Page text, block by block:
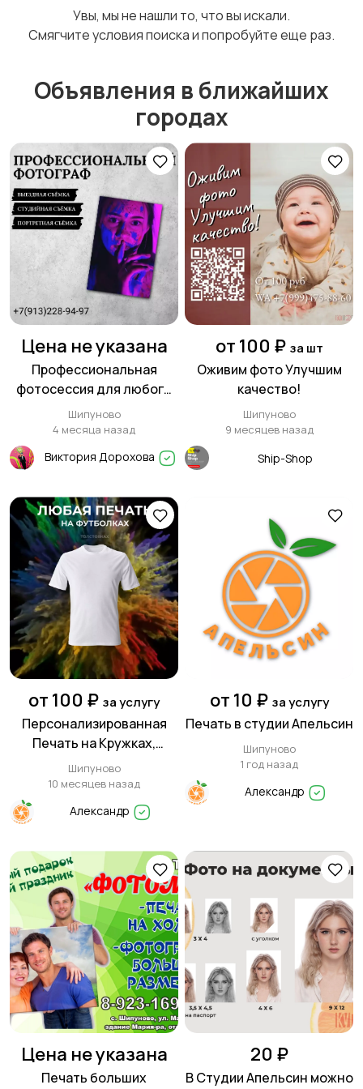
праздников
Изготовление на
Продукты питания
Уход за животными Другое
Увы, мы не нашли то, что вы искали.
Смягчите условия поиска и попробуйте еще раз.
Объявления в ближайших
городах
Цена не указана
Профессиональная
фотосессия для любого
случая
Шипуново
4 месяца назад
Виктория Дорохова
от 100 ₽ за шт
Оживим фото Улучшим
качество!
Шипуново
9 месяцев назад
Ship-Shop
от 100 ₽ за услугу
Персонализированная
Печать на Кружках,
Футболках, Подушках и
Многом Другом! 🎁
Создайте Уникальный
Подарок!
Шипуново
10 месяцев назад
Александр
от 10 ₽ за услугу
Печать в студии Апельсин
Шипуново
1 год назад
Александр
Цена не указана
Печать больших
20 ₽
В Студии Апельсин можно